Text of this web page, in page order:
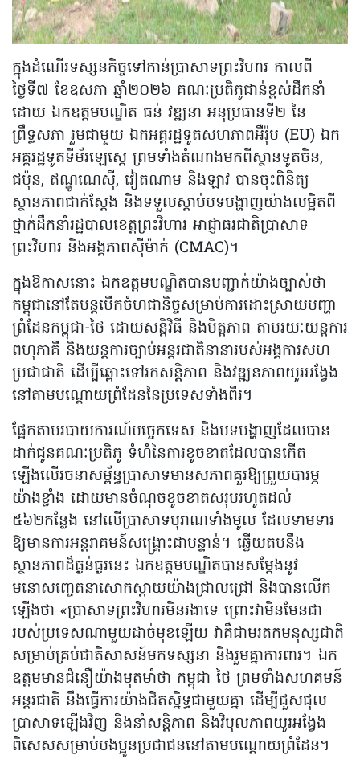
ក្នុងដំណើរទស្សនកិច្ចទៅកាន់ប្រាសាទព្រះវិហារ កាលពី
ថ្ងៃទី៧ ខែឧសភា ឆ្នាំ២០២៦ គណៈប្រតិភូជាន់ខ្ពស់ដឹកនាំ
ដោយ ឯកឧត្តមបណ្ឌិត ធន់ វឌ្ឍនា អនុប្រធានទី២ នៃ
ព្រឹទ្ធសភា រួមជាមួយ ឯកអគ្គរដ្ឋទូតសហភាពអឺរ៉ុប (EU) ឯក
អគ្គរដ្ឋទូតទីម័រឡេស្តេ ព្រមទាំងតំណាងមកពីស្ថានទូតចិន,
ជប៉ុន, ឥណ្ឌូណេស៊ី, វៀតណាម និងឡាវ បានចុះពិនិត្យ
ស្ថានភាពជាក់ស្តែង និងទទួលស្ដាប់បទបង្ហាញយ៉ាងលម្អិតពី
ថ្នាក់ដឹកនាំរដ្ឋបាលខេត្តព្រះវិហារ អាជ្ញាធរជាតិប្រាសាទ
ព្រះវិហារ និងអង្គភាពស៊ីម៉ាក់ (CMAC)។
ក្នុងឱកាសនោះ ឯកឧត្តមបណ្ឌិតបានបញ្ជាក់យ៉ាងច្បាស់ថា
កម្ពុជានៅតែបន្តបើកចំហជានិច្ចសម្រាប់ការដោះស្រាយបញ្ហា
ព្រំដែនកម្ពុជា-ថៃ ដោយសន្តិវិធី និងមិត្តភាព តាមរយៈយន្តការ
ពហុភាគី និងយន្តការច្បាប់អន្តរជាតិនានារបស់អង្គការសហ
ប្រជាជាតិ ដើម្បីឆ្ពោះទៅរកសន្តិភាព និងវឌ្ឍនភាពយូរអង្វែង
នៅតាមបណ្តោយព្រំដែននៃប្រទេសទាំងពីរ។
ផ្អែកតាមរបាយការណ៍បច្ចេកទេស និងបទបង្ហាញដែលបាន
ដាក់ជូនគណៈប្រតិភូ ទំហំនៃការខូចខាតដែលបានកើត
ឡើងលើរចនាសម្ព័ន្ធប្រាសាទមានសភាពគួរឱ្យព្រួយបារម្ភ
យ៉ាងខ្លាំង ដោយមានចំណុចខូចខាតសរុបរហូតដល់
៥៦២កន្លែង នៅលើប្រាសាទបុរាណទាំងមូល ដែលទាមទារ
ឱ្យមានការអន្តរាគមន៍សង្គ្រោះជាបន្ទាន់។ ឆ្លើយតបនឹង
ស្ថានភាពដ៏ធ្ងន់ធ្ងរនេះ ឯកឧត្តមបណ្ឌិតបានសម្តែងនូវ
មនោសញ្ចេតនាសោកស្តាយយ៉ាងជ្រាលជ្រៅ និងបានលើក
ឡើងថា «ប្រាសាទព្រះវិហារមិនរងាទេ ព្រោះវាមិនមែនជា
របស់ប្រទេសណាមួយដាច់មុខឡើយ វាគឺជាមរតកមនុស្សជាតិ
សម្រាប់គ្រប់ជាតិសាសន៍មកទស្សនា និងរួមគ្នាការពារ។ ឯក
ឧត្តមមានជំនឿយ៉ាងមុតមាំថា កម្ពុជា ថៃ ព្រមទាំងសហគមន៍
អន្តរជាតិ នឹងធ្វើការយ៉ាងជិតស្និទ្ធជាមួយគ្នា ដើម្បីជួសជុល
ប្រាសាទឡើងវិញ និងនាំសន្តិភាព និងវិបុលភាពយូរអង្វែង
ពិសេសសម្រាប់បងប្អូនប្រជាជននៅតាមបណ្តោយព្រំដែន។